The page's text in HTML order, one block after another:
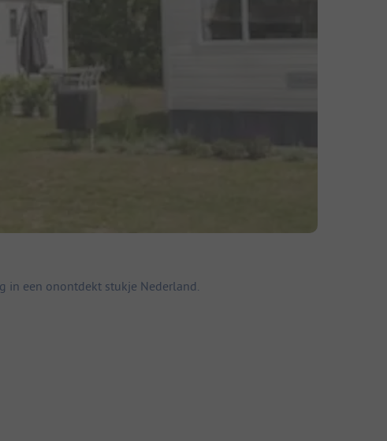
in een onontdekt stukje Nederland.